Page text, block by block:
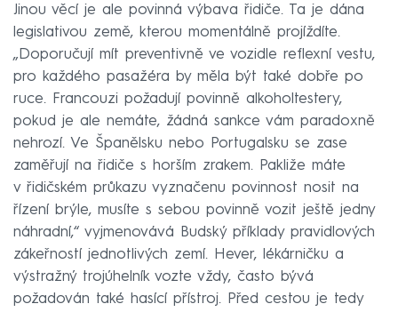
Jinou věcí je ale povinná výbava řidiče. Ta je dána
legislativou země, kterou momentálně projíždíte.
„Doporučují mít preventivně ve vozidle reflexní vestu,
pro každého pasažéra by měla být také dobře po
ruce. Francouzi požadují povinně alkoholtestery,
pokud je ale nemáte, žádná sankce vám paradoxně
nehrozí. Ve Španělsku nebo Portugalsku se zase
zaměřují na řidiče s horším zrakem. Pakliže máte
v řidičském průkazu vyznačenu povinnost nosit na
řízení brýle, musíte s sebou povinně vozit ještě jedny
náhradní,“ vyjmenovává Budský příklady pravidlových
zákeřností jednotlivých zemí. Hever, lékárničku a
výstražný trojúhelník vozte vždy, často bývá
požadován také hasící přístroj. Před cestou je tedy